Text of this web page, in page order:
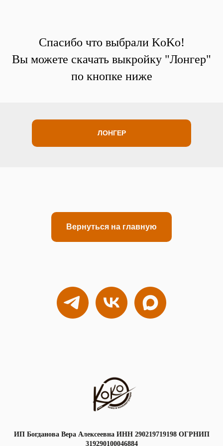
Спасибо что выбрали KoKo!
Вы можете скачать выкройку "Лонгер"
по кнопке ниже
ЛОНГЕР
Вернуться на главную
ИП Богданова Вера Алексеевна ИНН 290219719198 ОГРНИП
319290100046884